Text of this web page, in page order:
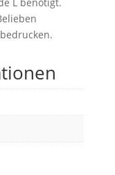
L benötigt.